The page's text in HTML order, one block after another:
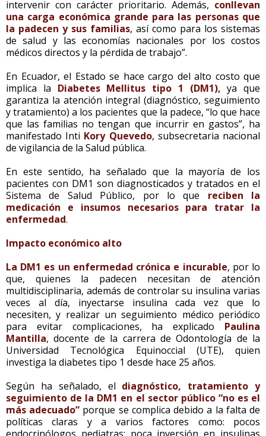
intervenir con carácter prioritario. Además, conllevan
una carga económica grande para las personas que
la padecen y sus familias, así como para los sistemas
de salud y las economías nacionales por los costos
médicos directos y la pérdida de trabajo”.
En Ecuador, el Estado se hace cargo del alto costo que
implica la Diabetes Mellitus tipo 1 (DM1), ya que
garantiza la atención integral (diagnóstico, seguimiento
y tratamiento) a los pacientes que la padece, “lo que hace
que las familias no tengan que incurrir en gastos”, ha
manifestado Inti Kory Quevedo, subsecretaria nacional
de vigilancia de la Salud pública.
En este sentido, ha señalado que la mayoría de los
pacientes con DM1 son diagnosticados y tratados en el
Sistema de Salud Público, por lo que reciben la
medicación e insumos necesarios para tratar la
enfermedad.
Impacto económico alto
La DM1 es un enfermedad crónica e incurable, por lo
que, quienes la padecen necesitan de atención
multidisciplinaria, además de controlar su insulina varias
veces al día, inyectarse insulina cada vez que lo
necesiten, y realizar un seguimiento médico periódico
para evitar complicaciones, ha explicado Paulina
Mantilla, docente de la carrera de Odontología de la
Universidad Tecnológica Equinoccial (UTE), quien
investiga la diabetes tipo 1 desde hace 25 años.
Según ha señalado, el diagnóstico, tratamiento y
seguimiento de la DM1 en el sector público “no es el
más adecuado” porque se complica debido a la falta de
políticas claras y a varios factores como: pocos